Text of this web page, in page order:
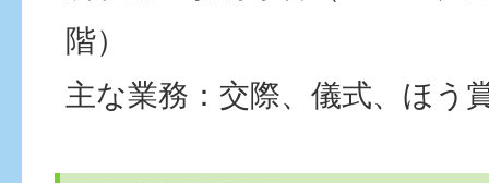
階）
主な業務：交際、儀式、ほう